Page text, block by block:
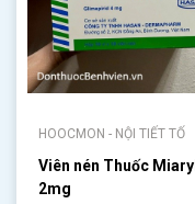
HOOCMON - NỘI TIẾT TỐ
Viên nén Thuốc Miaryl
2mg